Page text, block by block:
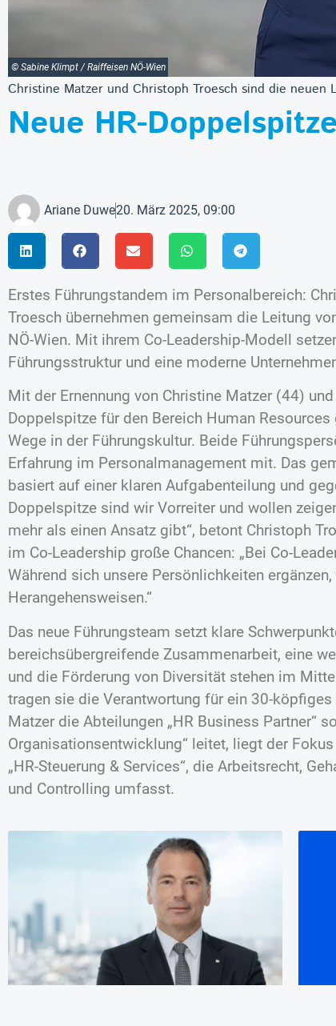
© Sabine Klimpt / Raiffeisen NÖ-Wien
Christine Matzer und Christoph Troesch sind die neuen
Neue HR-
Ariane Duwe20. März 2025, 09:00
Erstes Führungstandem im Personalbereich:
Troesch übernehmen gemeinsam die Leitung
NÖ-Wien. Mit ihrem Co-Leadership-Modell
Führungsstruktur und eine moderne
Mit der Ernennung von Christine Matzer (44)
Doppelspitze für den Bereich Human
Wege in der Führungskultur. Beide
Erfahrung im Personalmanagement mit. Das
basiert auf einer klaren Aufgabenteilung und
Doppelspitze sind wir Vorreiter und wollen
mehr als einen Ansatz gibt“, betont Christoph
im Co-Leadership große Chancen: „Bei Co-
Während sich unsere Persönlichkeiten
Herangehensweisen.“
Das neue Führungsteam setzt klare
bereichsübergreifende Zusammenarbeit, eine
und die Förderung von Diversität stehen im
tragen sie die Verantwortung für ein 30-köpfiges
Matzer die Abteilungen „HR Business Partner“
Organisationsentwicklung“ leitet, liegt der
„HR-Steuerung & Services“, die Arbeitsrecht,
und Controlling umfasst.